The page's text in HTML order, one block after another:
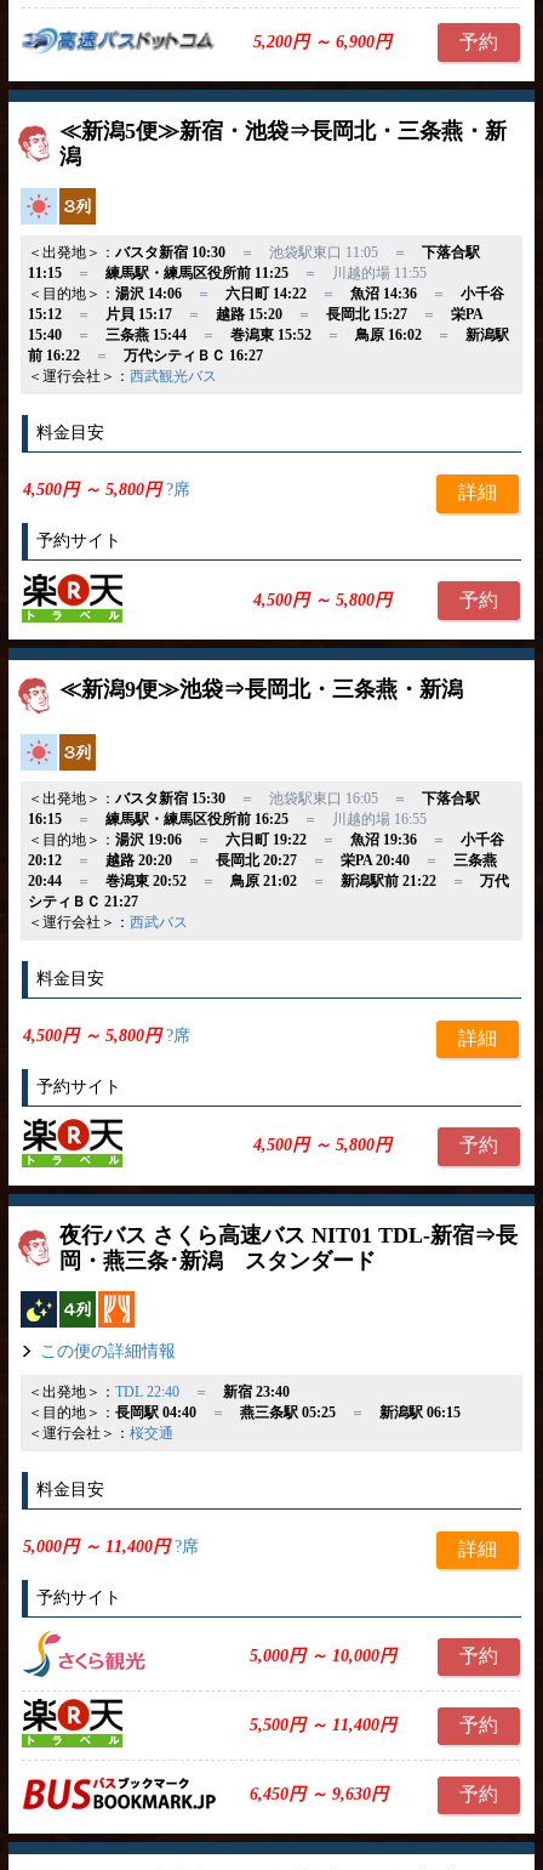
5,200円 ～ 6,900円 予約
≪新潟5便≫新宿・池袋⇒長岡北・三条燕・新
潟
高速バス
＜出発地＞： バスタ新宿 10:30＝ 池袋駅東口 11:05 ＝ 下落合駅
11:15＝ 練馬駅・練馬区役所前 11:25＝ 川越的場 11:55
＜目的地＞： 湯沢 14:06＝ 六日町 14:22＝ 魚沼 14:36＝ 小千谷
15:12＝ 片貝 15:17＝ 越路 15:20＝ 長岡北 15:27＝ 栄PA
15:40＝ 三条燕 15:44＝ 巻潟東 15:52＝ 鳥原 16:02＝ 新潟駅
前 16:22＝ 万代シティＢＣ 16:27
＜運行会社＞： 西武観光バス
料金目安
4,500円 ～ 5,800円?席 詳細
予約サイト
4,500円 ～ 5,800円 予約
≪新潟9便≫池袋⇒長岡北・三条燕・新潟
高速バス
＜出発地＞： バスタ新宿 15:30＝ 池袋駅東口 16:05 ＝ 下落合駅
16:15＝ 練馬駅・練馬区役所前 16:25＝ 川越的場 16:55
＜目的地＞： 湯沢 19:06＝ 六日町 19:22＝ 魚沼 19:36＝ 小千谷
20:12＝ 越路 20:20＝ 長岡北 20:27＝ 栄PA 20:40＝ 三条燕
20:44＝ 巻潟東 20:52＝ 鳥原 21:02＝ 新潟駅前 21:22＝ 万代
シティＢＣ 21:27
＜運行会社＞： 西武バス
料金目安
4,500円 ～ 5,800円?席 詳細
予約サイト
4,500円 ～ 5,800円 予約
夜行バス さくら高速バス NIT01 TDL-新宿⇒長
岡・燕三条･新潟 スタンダード
夜行バス
横4列
この便の詳細情報
＜出発地＞： TDL 22:40＝ 新宿 23:40
＜目的地＞： 長岡駅 04:40＝ 燕三条駅 05:25＝ 新潟駅 06:15
＜運行会社＞： 桜交通
料金目安
5,000円 ～ 11,400円?席 詳細
予約サイト
5,000円 ～ 10,000円 予約
5,500円 ～ 11,400円 予約
6,450円 ～ 9,630円 予約